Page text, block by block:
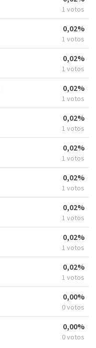
1 votos
0,02%
1 votos
0,02%
1 votos
0,02%
1 votos
0,02%
1 votos
0,02%
1 votos
0,02%
1 votos
0,02%
1 votos
0,02%
1 votos
0,02%
1 votos
0,00%
0 votos
0,00%
0 votos